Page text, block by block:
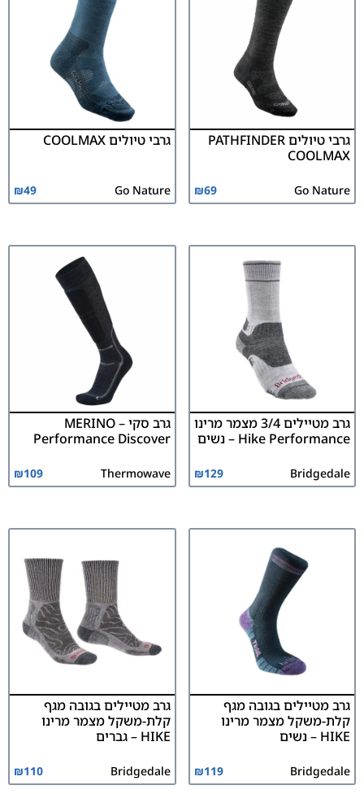
גרבי טיולים PATHFINDER
COOLMAX
Go Nature
₪69
גרבי טיולים COOLMAX
Go Nature
₪49
גרב מטיילים 3/4 מצמר מרינו
Hike Performance – נשים
Bridgedale
₪129
גרב סקי MERINO –
Performance Discover
Thermowave
₪109
גרב מטיילים בגובה מגף
קלת-משקל מצמר מרינו
HIKE – נשים
Bridgedale
₪119
גרב מטיילים בגובה מגף
קלת-משקל מצמר מרינו
HIKE – גברים
Bridgedale
₪110